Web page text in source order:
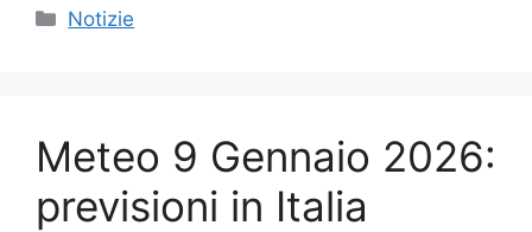
Categorie
Notizie
Meteo 9 Gennaio 2026:
previsioni in Italia